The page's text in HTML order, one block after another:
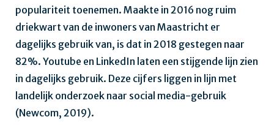
populariteit toenemen. Maakte in 2016 nog ruim
driekwart van de inwoners van Maastricht er
dagelijks gebruik van, is dat in 2018 gestegen naar
82%. Youtube en LinkedIn laten een stijgende lijn zien
in dagelijks gebruik. Deze cijfers liggen in lijn met
landelijk onderzoek naar social media-gebruik
(Newcom, 2019).